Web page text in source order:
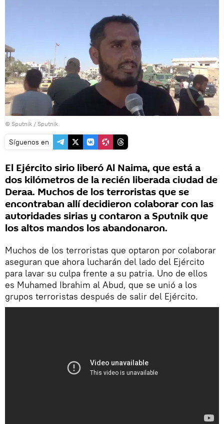
© Sputnik / Sputnik
Síguenos en
El Ejército sirio liberó Al Naima, que está a
dos kilómetros de la recién liberada ciudad de
Deraa. Muchos de los terroristas que se
encontraban allí decidieron colaborar con las
autoridades sirias y contaron a Sputnik que
los altos mandos los abandonaron.
Muchos de los terroristas que optaron por colaborar
aseguran que ahora lucharán del lado del Ejército
para lavar su culpa frente a su patria. Uno de ellos
es Muhamed Ibrahim al Abud, que se unió a los
grupos terroristas después de salir del Ejército.